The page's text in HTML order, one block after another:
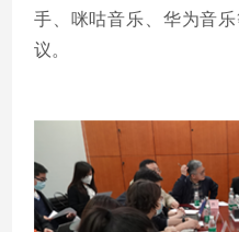
手、咪咕音乐、华为音
议。